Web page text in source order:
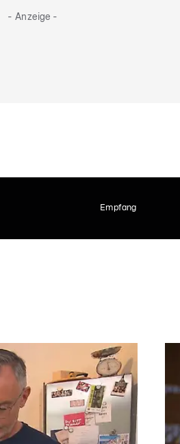
- Anzeige -
Empfang